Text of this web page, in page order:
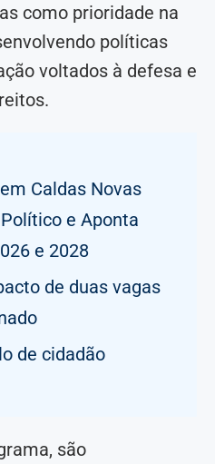
como prioridade na
políticas
voltados à defesa e
Caldas Novas
e Aponta
e 2028
de duas vagas
de cidadão
são